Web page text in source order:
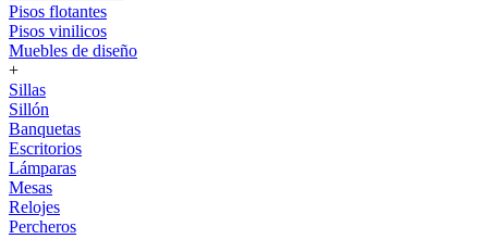
Pisos flotantes
Pisos vinilicos
Muebles de diseño
+
Sillas
Sillón
Banquetas
Escritorios
Lámparas
Mesas
Relojes
Percheros